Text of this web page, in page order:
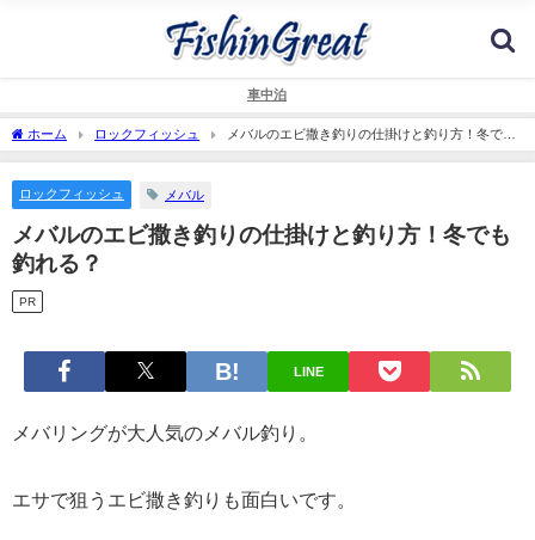
車中泊
ホーム ロックフィッシュ
メバルのエビ撒き釣りの仕掛けと釣り方！冬でも
釣れる？
ロックフィッシュ メバル
メバルのエビ撒き釣りの仕掛けと釣り方！冬でも
釣れる？
PR
LINE
メバリングが大人気のメバル釣り。
エサで狙うエビ撒き釣りも面白いです。